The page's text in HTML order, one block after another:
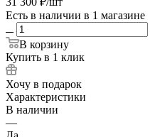
Есть в наличии в 1 магазине
В корзину
Купить в 1 клик
Хочу в подарок
Характеристики
В наличии
—